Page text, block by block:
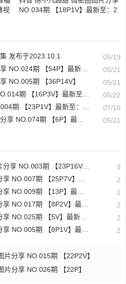
视
NO.034期 【18P1V】最新至：2
发布于2023.10.1
05/19
期 【54P】最新至：2023.7.1
05/21
NO.005期 【36P14V】
05/21
【16P3V】最新至：2024.5.10
05/22
23P1V】最新至：2025.6.24
07/16
期 【6P】最新至：2023.6.13 05/21
期 【23P16V】最新至：2025.1.23 3
【25P7V】最新至：2023.10.24 2
期 【13P】最新至：2023.12.28 2
期 【8P2V】最新至：2204.11.14 2
期 【5V】最新至：2025.3.12 2
期 【8P1V】最新至：2023.6.11 2
分享 NO.015期 【22P2V】
分享 NO.026期 【22P】